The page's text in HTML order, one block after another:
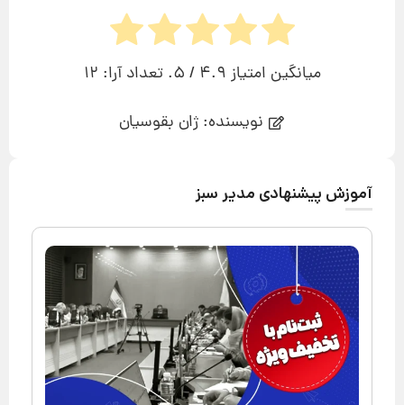
میانگین امتیاز 4.9 / 5. تعداد آرا:
12
نویسنده: ژان بقوسیان
آموزش پیشنهادی مدیر سبز